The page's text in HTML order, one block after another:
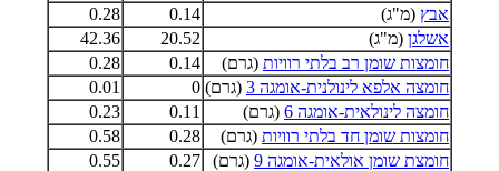
אבץ (מ"ג) 0.14
0.28
אשלגן (מ"ג) 20.52
42.36
חומצות שומן רב בלתי רוויות (גרם) 0.14
0.28
חומצה אלפא לינולנית-אומגה 3
(גרם) 0
0.01
חומצה לינולאית-אומגה 6
(גרם) 0.11
0.23
חומצות שומן חד בלתי רוויות (גרם) 0.28
0.58
חומצת שומן אולאית-אומגה 9
(גרם) 0.27
0.55